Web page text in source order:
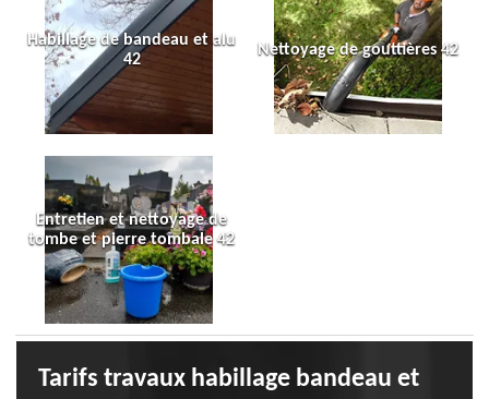
Habillage de bandeau et alu
42
Nettoyage de gouttières 42
Entretien et nettoyage de
tombe et pierre tombale 42
Tarifs travaux habillage bandeau et